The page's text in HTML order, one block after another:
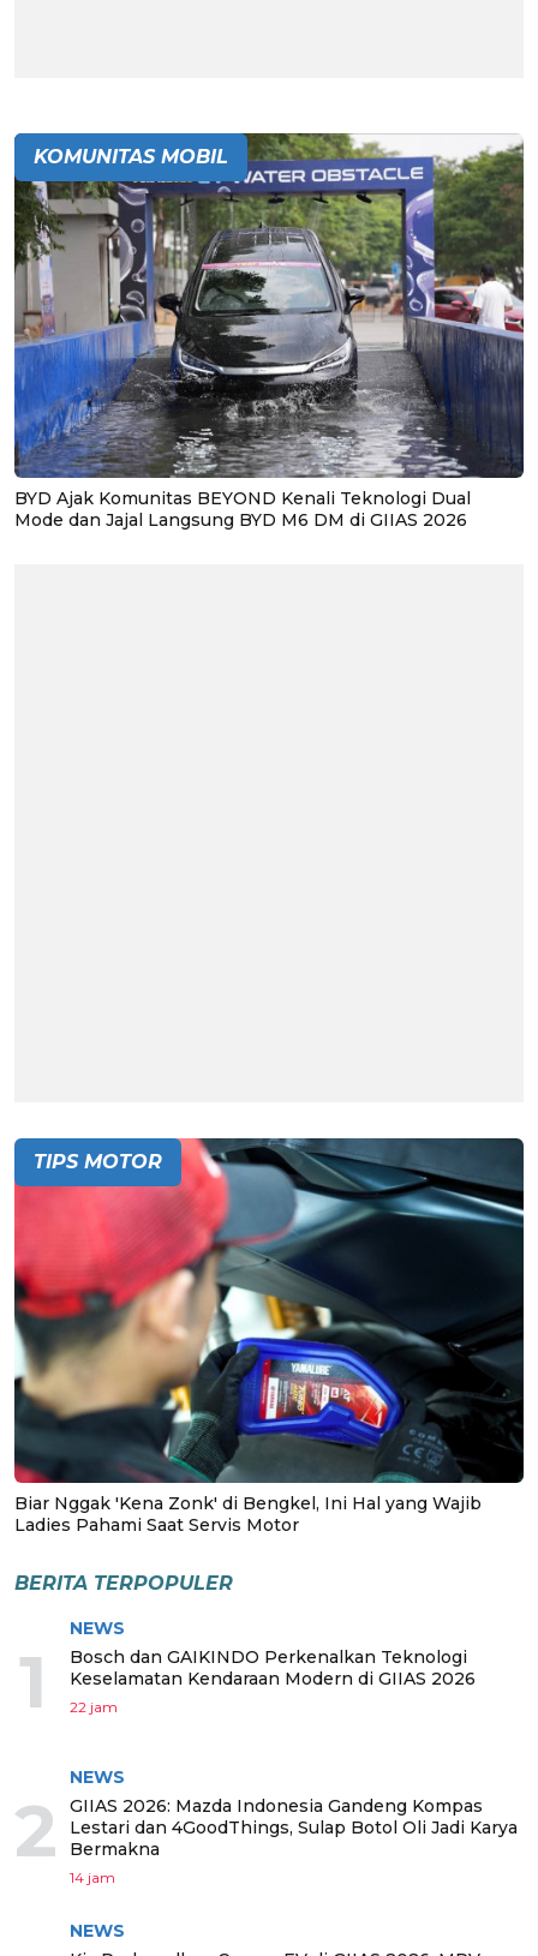
KOMUNITAS MOBIL
BYD Ajak Komunitas BEYOND Kenali Teknologi Dual
Mode dan Jajal Langsung BYD M6 DM di GIIAS 2026
TIPS MOTOR
Biar Nggak 'Kena Zonk' di Bengkel, Ini Hal yang Wajib
Ladies Pahami Saat Servis Motor
BERITA TERPOPULER
1
NEWS
Bosch dan GAIKINDO Perkenalkan Teknologi
Keselamatan Kendaraan Modern di GIIAS 2026
22 jam
2
NEWS
GIIAS 2026: Mazda Indonesia Gandeng Kompas
Lestari dan 4GoodThings, Sulap Botol Oli Jadi Karya
Bermakna
14 jam
NEWS